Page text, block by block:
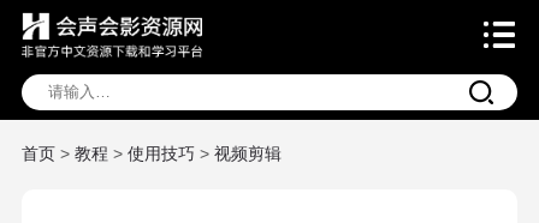
首页> 教程 > 使用技巧> 视频剪辑